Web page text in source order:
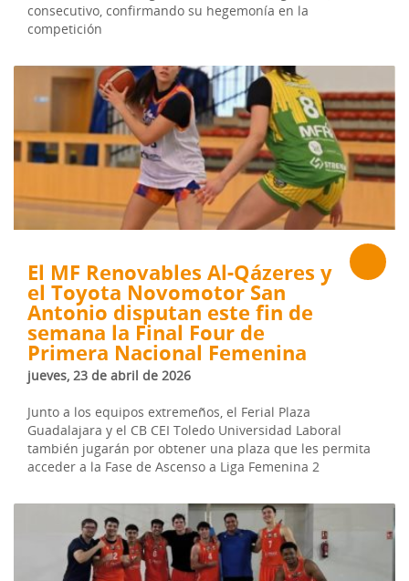
consecutivo, confirmando su hegemonía en la
competición
El MF Renovables Al-Qázeres y
el Toyota Novomotor San
Antonio disputan este fin de
semana la Final Four de
Primera Nacional Femenina
jueves, 23 de abril de 2026
Junto a los equipos extremeños, el Ferial Plaza
Guadalajara y el CB CEI Toledo Universidad Laboral
también jugarán por obtener una plaza que les permita
acceder a la Fase de Ascenso a Liga Femenina 2